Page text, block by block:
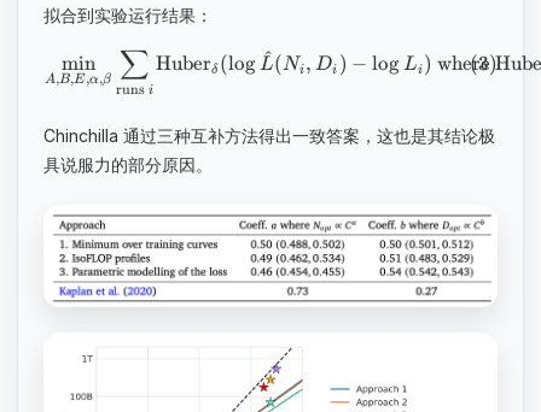
拟合到实验运行结果：
A,B,E,α,β
min
runs i
∑ Huberδ (log L
^(Ni, Di ) − logLi) where
Chinchilla 通过三种互补方法得出一致答案，这也是其结论极
具说服力的部分原因。